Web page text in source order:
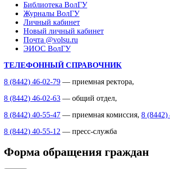
Библиотека ВолГУ
Журналы ВолГУ
Личный кабинет
Новый личный кабинет
Почта @volsu.ru
ЭИОС ВолГУ
ТЕЛЕФОННЫЙ СПРАВОЧНИК
8 (8442) 46-02-79 — приемная ректора,
8 (8442) 46-02-63 — общий отдел,
8 (8442) 40-55-47 — приемная комиссия, 8 (8442)
8 (8442) 40-55-12 — пресс-служба
Форма обращения граждан